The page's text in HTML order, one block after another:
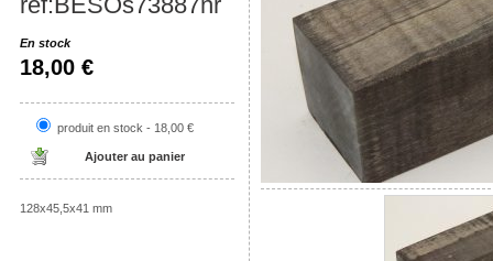
En stock
18,00 €
produit en stock - 18,00 €
128x45,5x41 mm